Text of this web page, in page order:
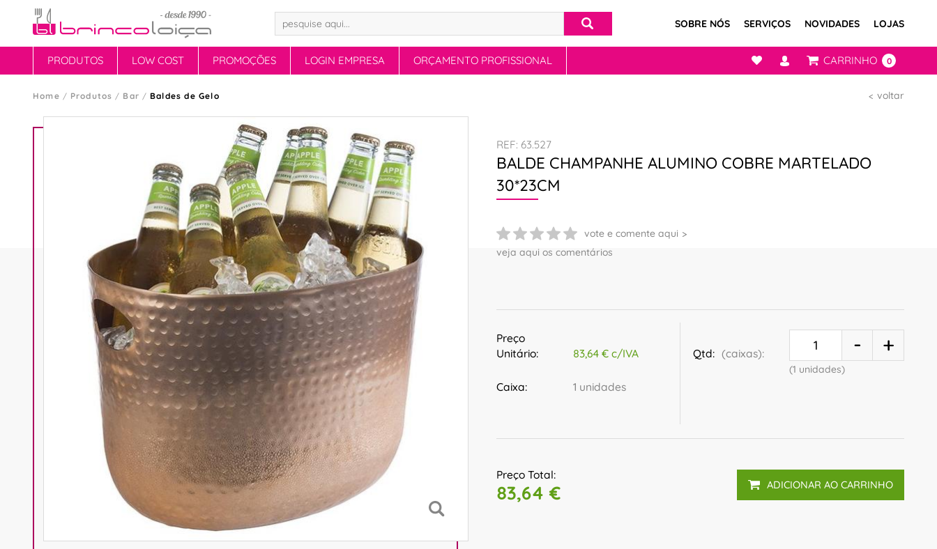
SOBRE NÓS SERVIÇOS NOVIDADES LOJAS
PRODUTOS LOW COST PROMOÇÕES LOGIN EMPRESA ORÇAMENTO PROFISSIONAL CARRINHO 0
Home Produtos Bar Baldes de Gelo voltar
REF: 63.527
BALDE CHAMPANHE ALUMINO COBRE MARTELADO
30*23CM
vote e comente aqui
veja aqui os comentários
Preço
Unitário:
83,64 € c/IVA
Caixa: 1 unidades
Qtd: (caixas):
(1 unidades)
Preço Total:
83,64 € ADICIONAR AO CARRINHO